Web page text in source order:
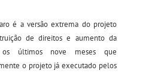
é a versão extrema do projeto
de direitos e aumento da
os últimos nove meses que
o projeto já executado pelos